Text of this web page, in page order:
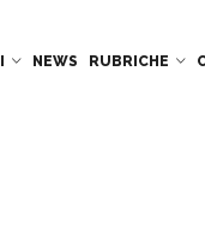
NEWS RUBRICHE